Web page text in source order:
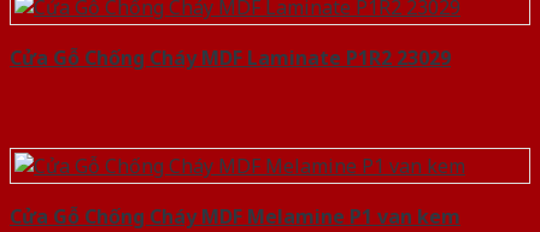
Cửa Gỗ Chống Cháy MDF Laminate P1R2 23029
Cửa Gỗ Chống Cháy MDF Melamine P1 van kem